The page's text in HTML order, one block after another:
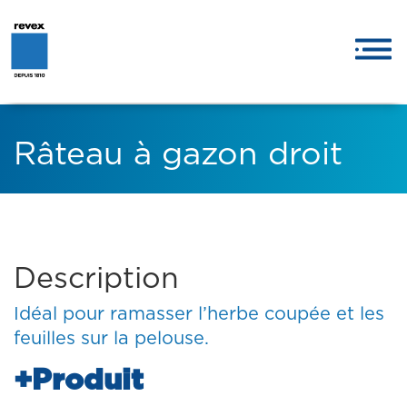
Râteau à gazon droit
Description
Idéal pour ramasser l’herbe coupée et les
feuilles sur la pelouse.
+Produit